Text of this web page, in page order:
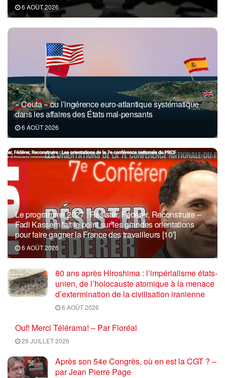
6 AOÛT 2026
« Ceuta » ou l’ingérence euro-atlantique systématique
dans les affaires des États mal-pensants
6 AOÛT 2026
Le programme 2027 : Résister, Fédérer, Reconstruire –
Fadi Kassem fait le point sur les grandes orientations
pour faire gagner la France des travailleurs [10′]
6 AOÛT 2026
80 ans après Hiroshima : l’impérialisme états-
unien, de l’holocauste atomique à la menace
d’extermination de la civilisation iranienne
6 AOÛT 2026
Ouf! Merci Télérama! – Par Floréal
29 JUILLET 2026
Après son 54e Congrès, où en est la CGT ? –
par Jean Pierre Page